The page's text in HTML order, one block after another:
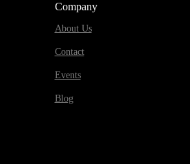
Company
About Us
Contact
Events
Blog